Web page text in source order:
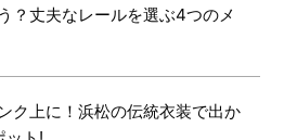
？丈夫なレールを選ぶ4つのメ
ク上に！浜松の伝統衣装で出か